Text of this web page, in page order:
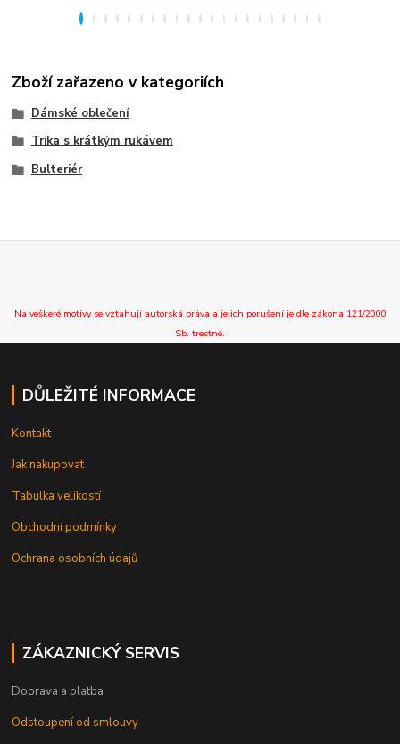
Zboží zařazeno v kategoriích
Dámské oblečení
Trika s krátkým rukávem
Bulteriér
Na veškeré motivy se vztahují autorská práva a jejich porušení je dle zákona 121/2000
Sb. trestné.
DŮLEŽITÉ INFORMACE
Kontakt
Jak nakupovat
Tabulka velikostí
Obchodní podmínky
Ochrana osobních údajů
ZÁKAZNICKÝ SERVIS
Doprava a platba
Odstoupení od smlouvy